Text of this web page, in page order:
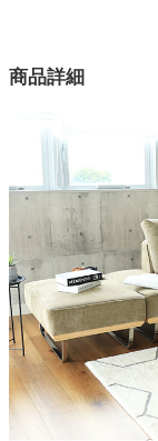
3色
素材
ファブリック
Sバネ・ウレタンフ
背もたれ
ウレタンフォーム
フレーム
天然木
商品詳細